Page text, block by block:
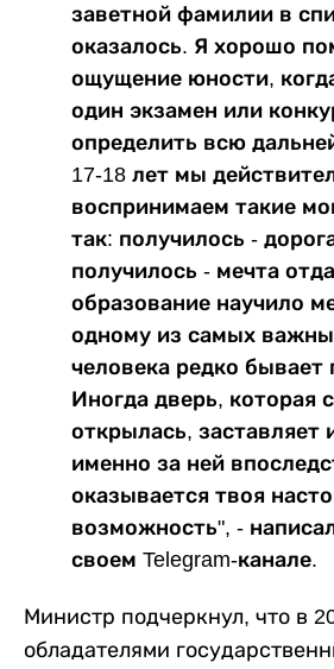
заветной фамилии в
оказалось. Я хорошо
ощущение юности,
один экзамен или
определить всю
17-18 лет мы
воспринимаем такие
так: получилось -
получилось - мечта
образование научило
одному из самых
человека редко бывает
Иногда дверь, которая
открылась, заставляет
именно за ней
оказывается твоя
возможность", -
своем Telegram-канале.
Министр подчеркнул, что в
обладателями